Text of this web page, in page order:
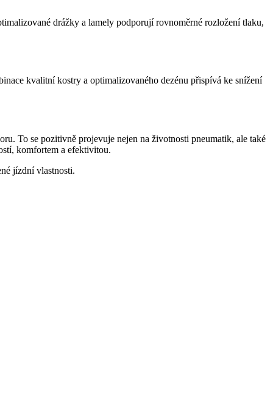
drážky a lamely podporují rovnoměrné rozložení tlaku,
kvalitní kostry a optimalizovaného dezénu přispívá ke snížení
To se pozitivně projevuje nejen na životnosti pneumatik, ale také
komfortem a efektivitou.
jízdní vlastnosti.